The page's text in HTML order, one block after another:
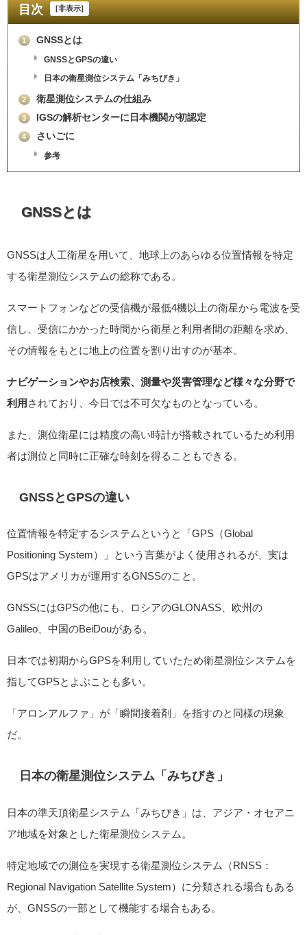
目次 [非表示]
1 GNSSとは
GNSSとGPSの違い
日本の衛星測位システム「みちびき」
2 衛星測位システムの仕組み
3 IGSの解析センターに日本機関が初認定
4 さいごに
参考
GNSSとは
GNSSは人工衛星を用いて、地球上のあらゆる位置情報を特定
する衛星測位システムの総称である。
スマートフォンなどの受信機が最低4機以上の衛星から電波を受
信し、受信にかかった時間から衛星と利用者間の距離を求め、
その情報をもとに地上の位置を割り出すのが基本。
ナビゲーションやお店検索、測量や災害管理など様々な分野で
利用 されており、今日では不可欠なものとなっている。
また、測位衛星には精度の高い時計が搭載されているため利用
者は測位と同時に正確な時刻を得ることもできる。
GNSSとGPSの違い
位置情報を特定するシステムというと「GPS（Global
Positioning System）」という言葉がよく使用されるが、実は
GPSはアメリカが運用するGNSSのこと。
GNSSにはGPSの他にも、ロシアのGLONASS、欧州の
Galileo、中国のBeiDouがある。
日本では初期からGPSを利用していたため衛星測位システムを
指してGPSとよぶことも多い。
「アロンアルファ」が「瞬間接着剤」を指すのと同様の現象
だ。
日本の衛星測位システム「みちびき」
日本の準天頂衛星システム「みちびき」は、アジア・オセアニ
ア地域を対象とした衛星測位システム。
特定地域での測位を実現する衛星測位システム（RNSS：
Regional Navigation Satellite System）に分類される場合もある
が、GNSSの一部として機能する場合もある。